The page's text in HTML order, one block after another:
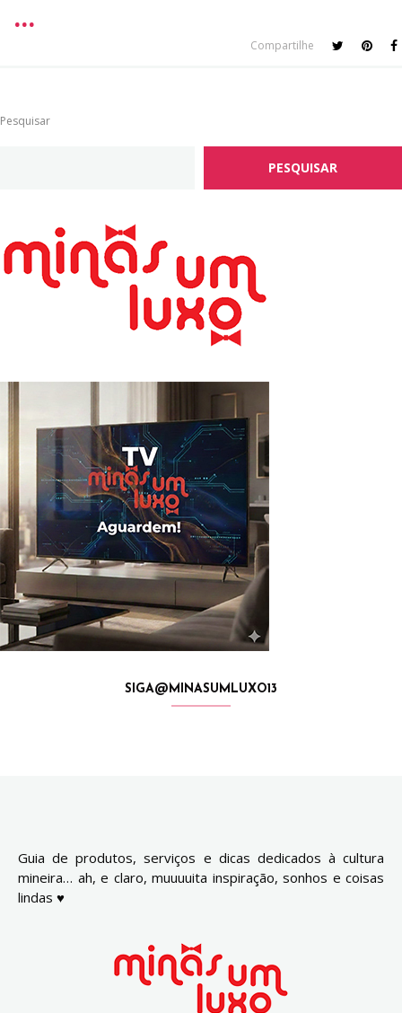
Compartilhe
Pesquisar
PESQUISAR
SIGA@MINASUMLUXO13
Guia de produtos, serviços e dicas dedicados à cultura
mineira… ah, e claro, muuuuita inspiração, sonhos e coisas
lindas ♥